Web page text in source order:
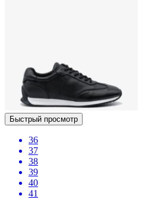
Быстрый просмотр
36
37
38
39
40
41